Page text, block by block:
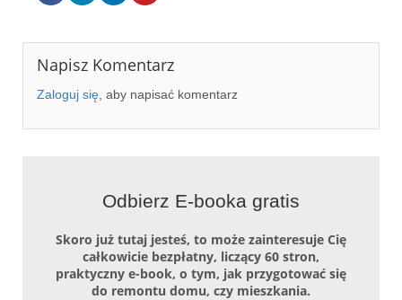
Napisz Komentarz
Zaloguj się , aby napisać komentarz
Odbierz E-booka gratis
Skoro już tutaj jesteś, to może zainteresuje Cię
całkowicie bezpłatny, liczący 60 stron,
praktyczny e-book, o tym, jak przygotować się
do remontu domu, czy mieszkania.